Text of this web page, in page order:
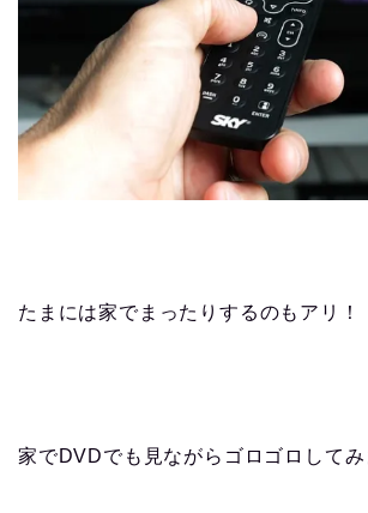
たまには家でまったりするのもアリ！
家でDVDでも見ながらゴロゴロしてみ